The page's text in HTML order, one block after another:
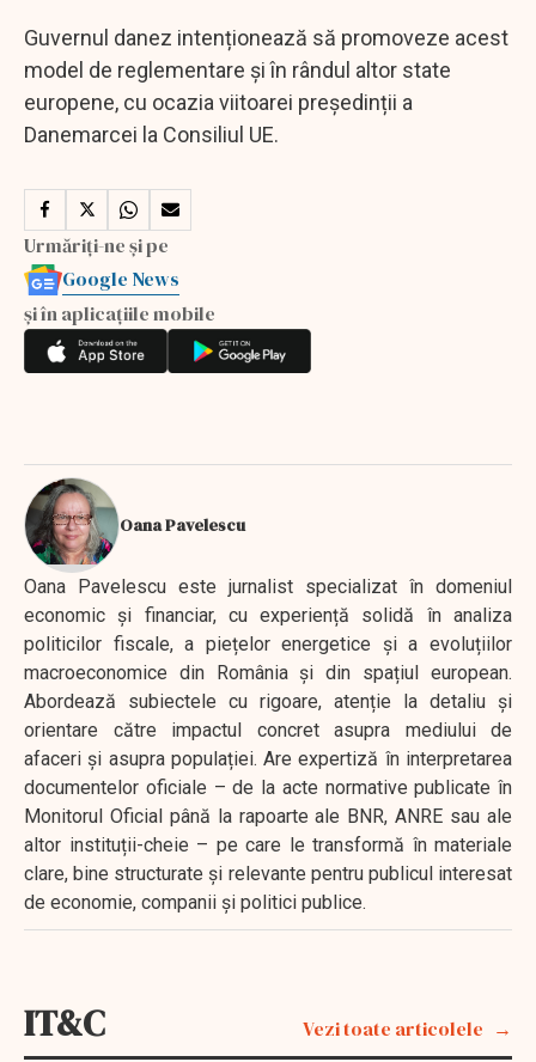
Guvernul danez intenționează să promoveze acest
model de reglementare și în rândul altor state
europene, cu ocazia viitoarei președinții a
Danemarcei la Consiliul UE.
Urmăriți-ne și pe
Google News
și în aplicațiile mobile
Oana Pavelescu
Oana Pavelescu este jurnalist specializat în domeniul
economic și financiar, cu experiență solidă în analiza
politicilor fiscale, a piețelor energetice și a evoluțiilor
macroeconomice din România și din spațiul european.
Abordează subiectele cu rigoare, atenție la detaliu și
orientare către impactul concret asupra mediului de
afaceri și asupra populației. Are expertiză în interpretarea
documentelor oficiale – de la acte normative publicate în
Monitorul Oficial până la rapoarte ale BNR, ANRE sau ale
altor instituții-cheie – pe care le transformă în materiale
clare, bine structurate și relevante pentru publicul interesat
de economie, companii și politici publice.
IT&C Vezi toate articolele